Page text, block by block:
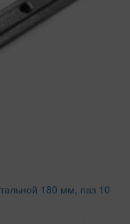
180 мм, паз 10